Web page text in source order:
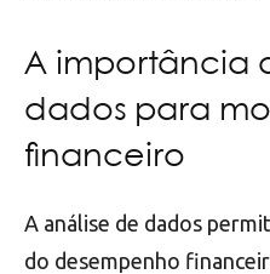
A importância
dados para
financeiro
A análise de dados
do desempenho